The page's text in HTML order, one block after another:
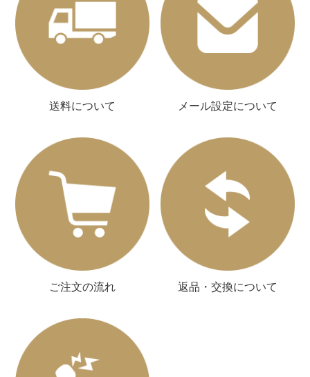
送料について メール設定について
ご注文の流れ 返品・交換について